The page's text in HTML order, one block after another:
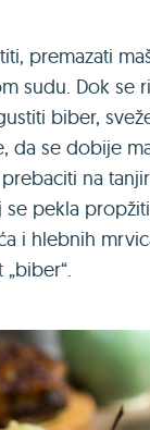
premazati
sudu. Dok se
biber,
da se dobije
na
se pekla
i hlebnih